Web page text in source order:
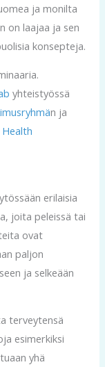
ja monilta
on laajaa ja sen
konsepteja.
yhteistyössä
n ja
erilaisia
joita peleissä tai
ovat
paljon
ja selkeään
terveytensä
esimerkiksi
yhä